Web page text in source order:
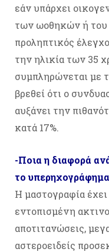
εάν υπάρχει
των ωοθηκών ή του
προληπτικός
την ηλικία των 35
συμπληρώνεται με
βρεθεί ότι ο
αυξάνει την
κατά 17%.
-Ποια η διαφορά
το
Η μαστογραφία
εντοπισμένη
αποτιτανώσεις,
αστεροειδείς